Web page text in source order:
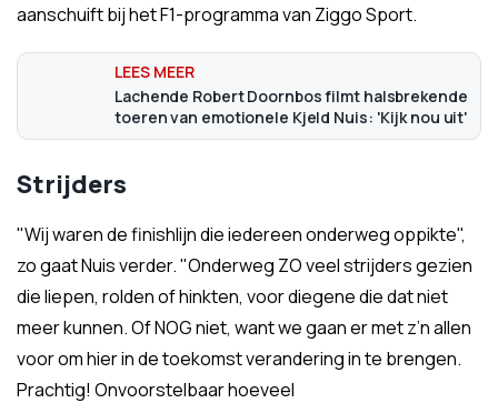
aanschuift bij het F1-programma van Ziggo Sport.
Lachende Robert Doornbos filmt halsbrekende
toeren van emotionele Kjeld Nuis: 'Kijk nou uit'
Strijders
"Wij waren de finishlijn die iedereen onderweg oppikte",
zo gaat Nuis verder. "Onderweg ZO veel strijders gezien
die liepen, rolden of hinkten, voor diegene die dat niet
meer kunnen. Of NOG niet, want we gaan er met z’n allen
voor om hier in de toekomst verandering in te brengen.
Prachtig! Onvoorstelbaar hoeveel